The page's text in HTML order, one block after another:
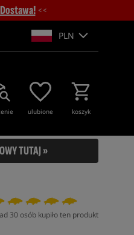
<<
PLN
ulubione koszyk
TUTAJ »
30 osób kupiło ten produkt